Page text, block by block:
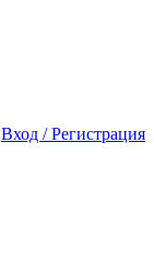
Вход / Регистрация